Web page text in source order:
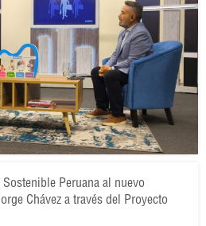
Peruana al nuevo
Chávez a través del Proyecto